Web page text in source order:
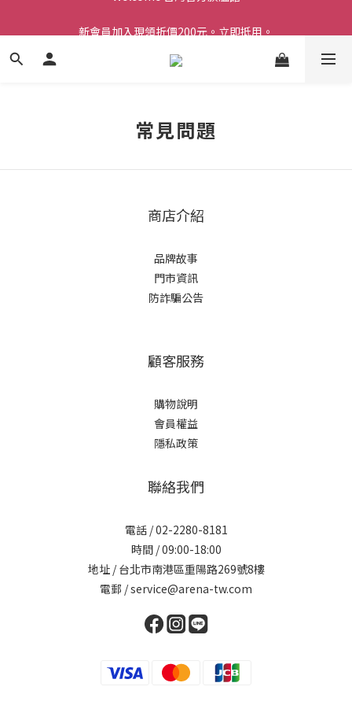
新會員加入現領折價200元。立即抵用。
Welcome 台灣官方旗艦館
常見問題
商店介紹
品牌故事
門市資訊
防詐騙公告
顧客服務
購物說明
會員權益
隱私政策
聯絡我們
電話 / 02-2280-8181
時間 / 09:00-18:00
地址 / 台北市南港區重陽路269號8樓
電郵 / service@arena-tw.com